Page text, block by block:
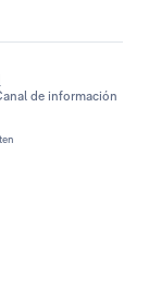
de información